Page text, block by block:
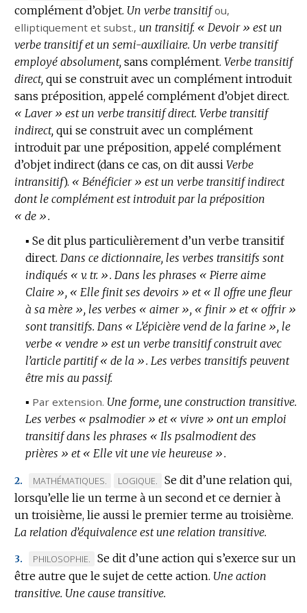
DE
DOMAINE
:
complément d’objet. Un verbe transitif ou,
elliptiquementet subst., un transitif. « Devoir » est un
verbe transitif et un semi-auxiliaire. Un verbe transitif
employé absolument, sans complément. Verbe transitif
direct, qui se construit avec un complément introduit
sans préposition, appelé complément d’objet direct.
« Laver » est un verbe transitif direct. Verbe transitif
indirect, qui se construit avec un complément
introduit par une préposition, appelé complément
d’objet indirect (dans ce cas, on dit aussi Verbe
intransitif). « Bénéficier » est un verbe transitif indirect
dont le complément est introduit par la préposition
« de ».
▪ Se dit plus particulièrement d’un verbe transitif
direct. Dans ce dictionnaire, les verbes transitifs sont
indiqués « v. tr. ». Dans les phrases « Pierre aime
Claire », « Elle finit ses devoirs » et « Il offre une fleur
à sa mère », les verbes « aimer », « finir » et « offrir »
sont transitifs. Dans « L’épicière vend de la farine », le
verbe « vendre » est un verbe transitif construit avec
l’article partitif « de la ». Les verbes transitifs peuvent
être mis au passif.
▪ Par extension. Une forme, une construction transitive.
Les verbes « psalmodier » et « vivre » ont un emploi
transitif dans les phrases « Ils psalmodient des
prières » et « Elle vit une vie heureuse ».
2.
MARQUE
DE
DOMAINE
:
MATHÉMATIQUES.
MARQUE
DE
DOMAINE
:
LOGIQUE.
Se dit d’une relation qui,
lorsqu’elle lie un terme à un second et ce dernier à
un troisième, lie aussi le premier terme au troisième.
La relation d’équivalence est une relation transitive.
3.
MARQUE
DE
DOMAINE
PHILOSOPHIE.
Se dit d’une action qui s’exerce sur un
être autre que le sujet de cette action. Une action
transitive. Une cause transitive.